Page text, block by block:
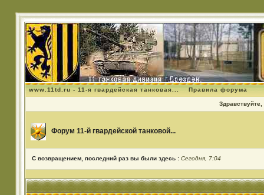
www.11td.ru - 11-я гвардейская танковая... Правила форума
Здравствуйте,
Форум 11-й гвардейской танковой...
С возвращением, последний раз вы были здесь : Сегодня, 7:04